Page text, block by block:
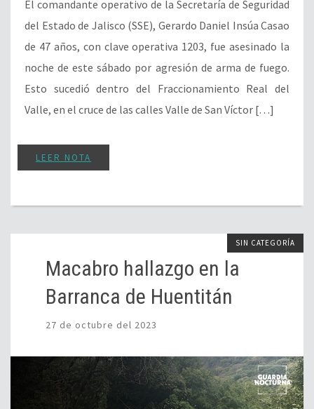
El comandante operativo de la Secretaría de Seguridad
del Estado de Jalisco (SSE), Gerardo Daniel Insúa Casao
de 47 años, con clave operativa 1203, fue asesinado la
noche de este sábado por agresión de arma de fuego.
Esto sucedió dentro del Fraccionamiento Real del
Valle, en el cruce de las calles Valle de San Víctor […]
LEER NOTA
SIN CATEGORÍA
Macabro hallazgo en la
Barranca de Huentitán
27 de octubre del 2023